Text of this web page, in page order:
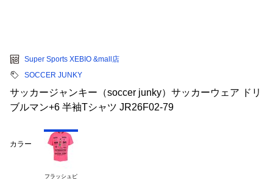
Super Sports XEBIO &mall店
SOCCER JUNKY
サッカージャンキー（soccer junky）サッカーウェア ドリ
ブルマン+6 半袖Tシャツ JR26F02-79
カラー
フラッシュピ